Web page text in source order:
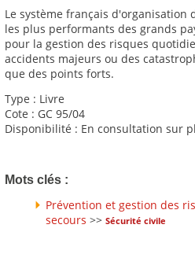
Le système français d'organisation
les plus performants des grands
pour la gestion des risques
accidents majeurs ou des
que des points forts.
Type : Livre
Cote : GC 95/04
Disponibilité : En consultation sur
Mots clés :
Prévention et gestion des
secours >> Sécurité civile